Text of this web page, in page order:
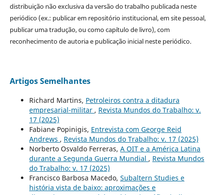
distribuição não exclusiva da versão do trabalho publicada neste
periódico (ex.: publicar em repositório institucional, em site pessoal,
publicar uma tradução, ou como capítulo de livro), com
reconhecimento de autoria e publicação inicial neste periódico.
Artigos Semelhantes
Richard Martins, Petroleiros contra a ditadura
empresarial-militar , Revista Mundos do Trabalho: v.
17 (2025)
Fabiane Popinigis, Entrevista com George Reid
Andrews , Revista Mundos do Trabalho: v. 17 (2025)
Norberto Osvaldo Ferreras, A OIT e a América Latina
durante a Segunda Guerra Mundial , Revista Mundos
do Trabalho: v. 17 (2025)
Francisco Barbosa Macedo, Subaltern Studies e
história vista de baixo: aproximações e